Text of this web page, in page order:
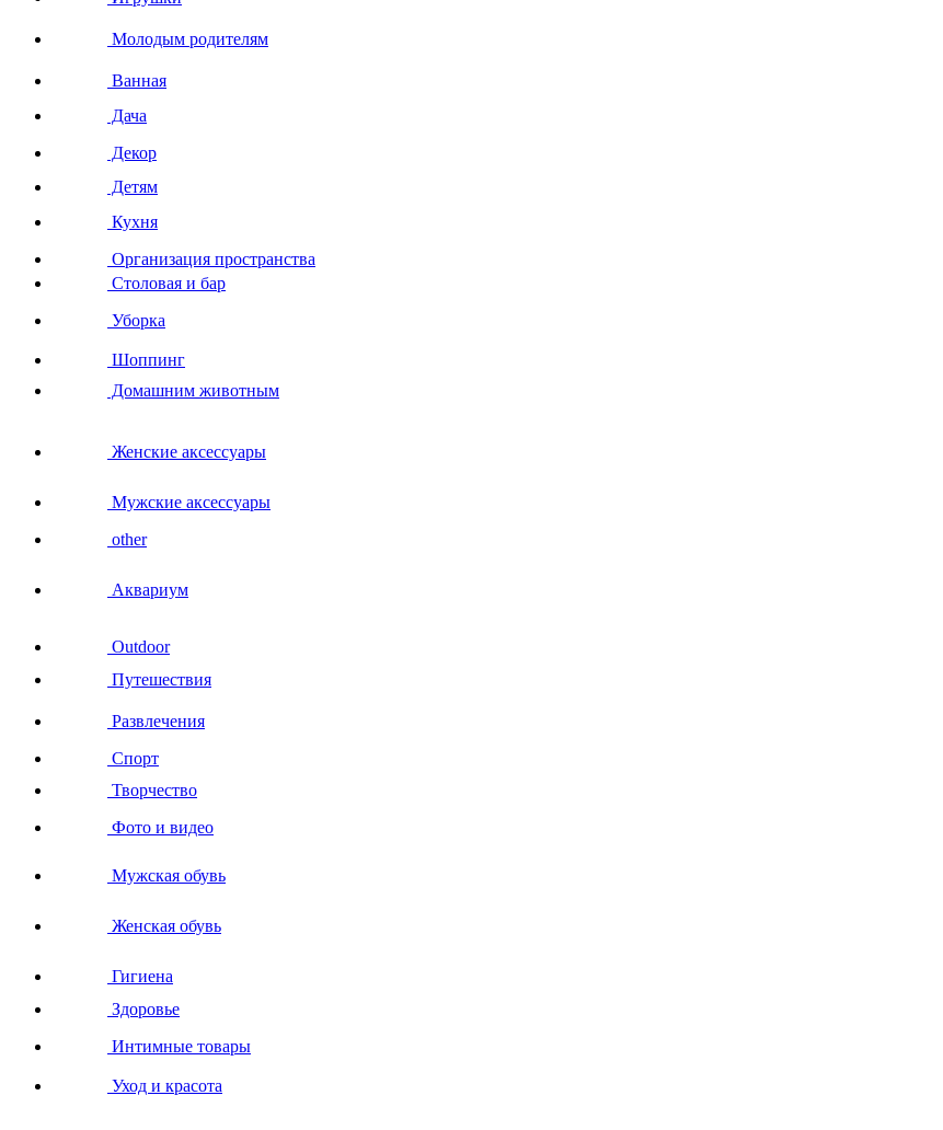
Молодым родителям
Ванная
Дача
Декор
Детям
Кухня
Организация пространства
Столовая и бар
Уборка
Шоппинг
Домашним животным
Женские аксессуары
Мужские аксессуары
other
Аквариум
Outdoor
Путешествия
Развлечения
Спорт
Творчество
Фото и видео
Мужская обувь
Женская обувь
Гигиена
Здоровье
Интимные товары
Уход и красота